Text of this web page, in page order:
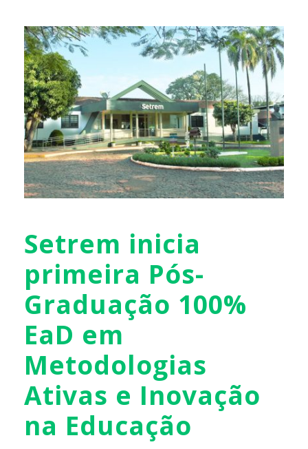
Setrem inicia
primeira Pós-
Graduação 100%
EaD em
Metodologias
Ativas e Inovação
na Educação